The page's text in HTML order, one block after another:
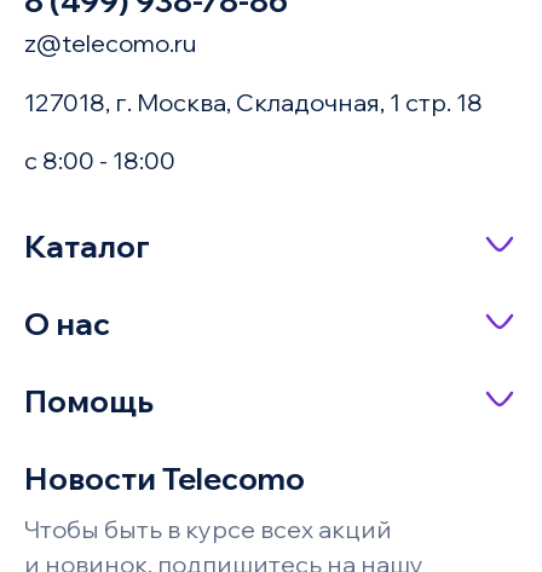
z@telecomo.ru
127018, г. Москва, Складочная, 1 стр. 18
с 8:00 - 18:00
Каталог
IP-телефония
Серверное оборудование и системы
хранения
Системы безопасности и
О нас
Акции
Бренды
Помощь
Поставщикам
Новости Telecomo
Чтобы быть в курсе всех акций
и новинок, подпишитесь на нашу
Имя
Под заказ
Запросить цену